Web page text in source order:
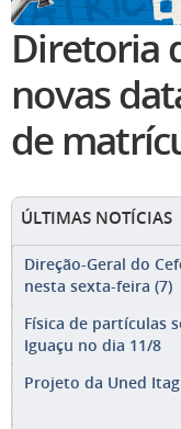
Diretoria
novas
de
ÚLTIMAS NOTÍCIAS
Direção-Geral do
nesta sexta-feira (7)
Física de partículas
Iguaçu no dia 11/8
Projeto da Uned